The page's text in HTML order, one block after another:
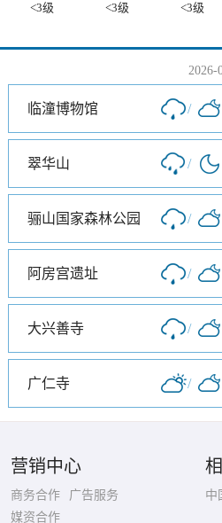
<3级 <3级 <3级
2026-
临潼博物馆 /
翠华山 /
骊山国家森林公园 /
阿房宫遗址 /
大兴善寺 /
广仁寺 /
营销中心
商务合作
广告服务
媒资合作
中